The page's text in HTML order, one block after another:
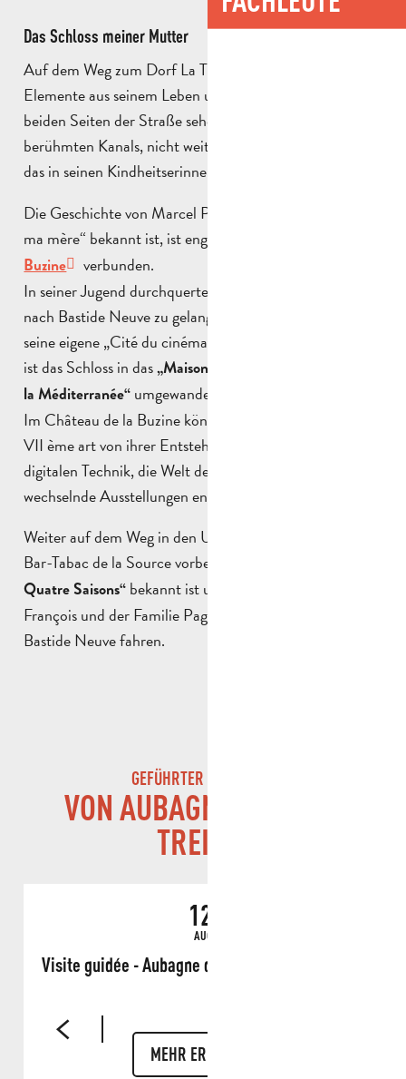
Das Schloss meiner Mutter
Auf dem Weg zum Dorf La Treille werden Sie auf
Elemente aus seinem Leben und Werk stoßen: Zu
beiden Seiten der Straße sehen Sie die Tore des
berühmten Kanals, nicht weit entfernt von dem Schloss,
das in seinen Kindheitserinnerungen erwähnt wird.
Die Geschichte von Marcel Pagnol, der als „Château de
ma mère“ bekannt ist, ist eng mit der des
Buzine
verbunden.
In seiner Jugend durchquerte er heimlich den Park, um
nach Bastide Neuve zu gelangen. 1941 kaufte er es, um
seine eigene „Cité du cinéma“ zu errichten, und heute
ist das Schloss in das„Maison des Cinématographies de
la Méditerranée“ umgewandelt worden.
Im Château de la Buzine können Sie die Geschichte der
VII ème art von ihrer Entstehung bis zum Erfolg der
digitalen Technik, die Welt der Landeskinder sowie
wechselnde Ausstellungen entdecken.
Weiter auf dem Weg in den Urlaub kommen Sie an der
Bar-Tabac de la Source vorbei, die auch als
Quatre Saisons“ bekannt ist und ein Treffpunkt von
François und der Familie Pagnol war, bevor Sie nach
Bastide Neuve fahren.
GEFÜHRTER RUNDGANG
VON AUBAGNE NACH LA
TREILLE
12.
AUG
Visite guidée - Aubagne dans les yeux de Marcel
MEHR ERFAHREN